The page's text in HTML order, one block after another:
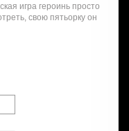
игра героинь просто
свою пятьорку он